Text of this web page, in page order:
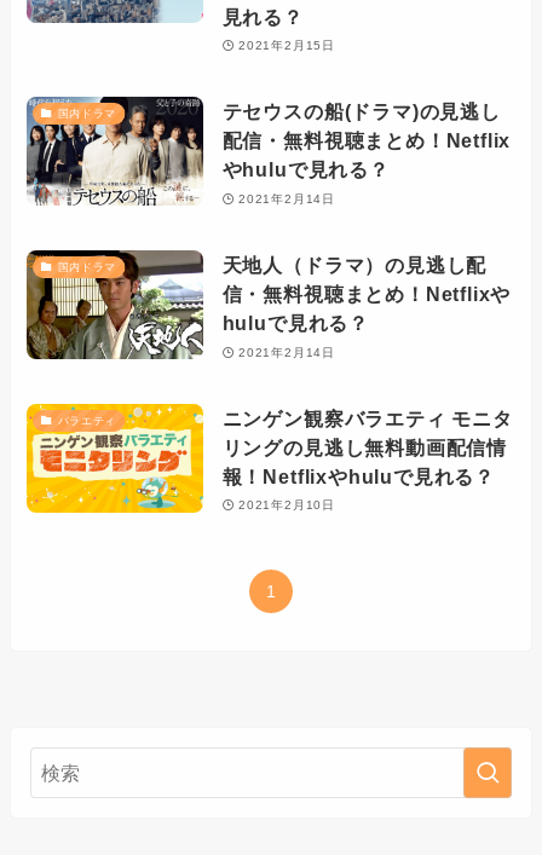
見れる？
2021年2月15日
国内ドラマ
テセウスの船(ドラマ)の見逃し
配信・無料視聴まとめ！Netflix
やhuluで見れる？
2021年2月14日
国内ドラマ
天地人（ドラマ）の見逃し配
信・無料視聴まとめ！Netflixや
huluで見れる？
2021年2月14日
バラエティ
ニンゲン観察バラエティ モニタ
リングの見逃し無料動画配信情
報！Netflixやhuluで見れる？
2021年2月10日
1